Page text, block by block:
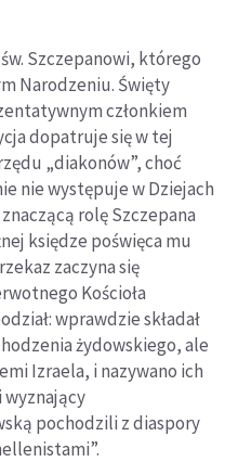
Szczepanowi, którego
Narodzeniu. Święty
członkiem
dopatruje się w tej
„diakonów”, choć
nie występuje w Dziejach
rolę Szczepana
księdze poświęca mu
zaczyna się
Kościoła
wprawdzie składał
żydowskiego, ale
Izraela, i nazywano ich
wyznający
pochodzili z diaspory